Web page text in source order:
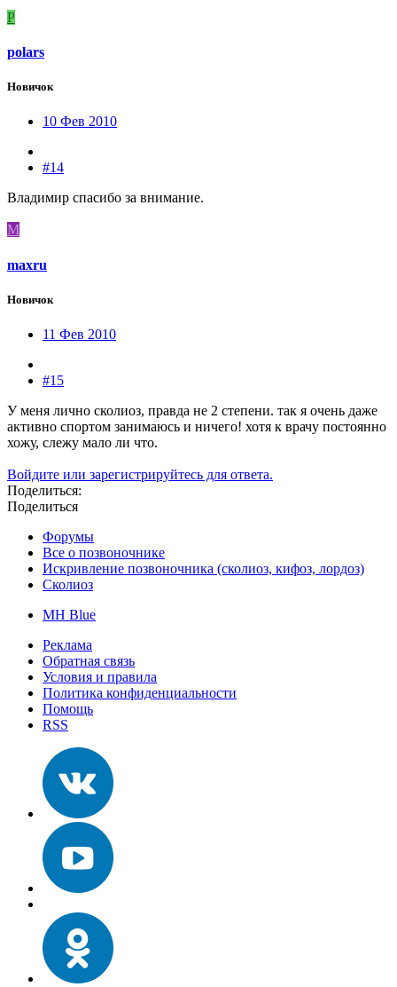
P
polars
Новичок
10 Фев 2010
#14
Владимир спасибо за внимание.
M
maxru
Новичок
11 Фев 2010
#15
У меня лично сколиоз, правда не 2 степени. так я очень даже
активно спортом занимаюсь и ничего! хотя к врачу постоянно
хожу, слежу мало ли что.
Войдите или зарегистрируйтесь для ответа.
Поделиться:
Поделиться
Форумы
Все о позвоночнике
Искривление позвоночника (сколиоз, кифоз, лордоз)
Сколиоз
MH Blue
Реклама
Обратная связь
Условия и правила
Политика конфиденциальности
Помощь
RSS